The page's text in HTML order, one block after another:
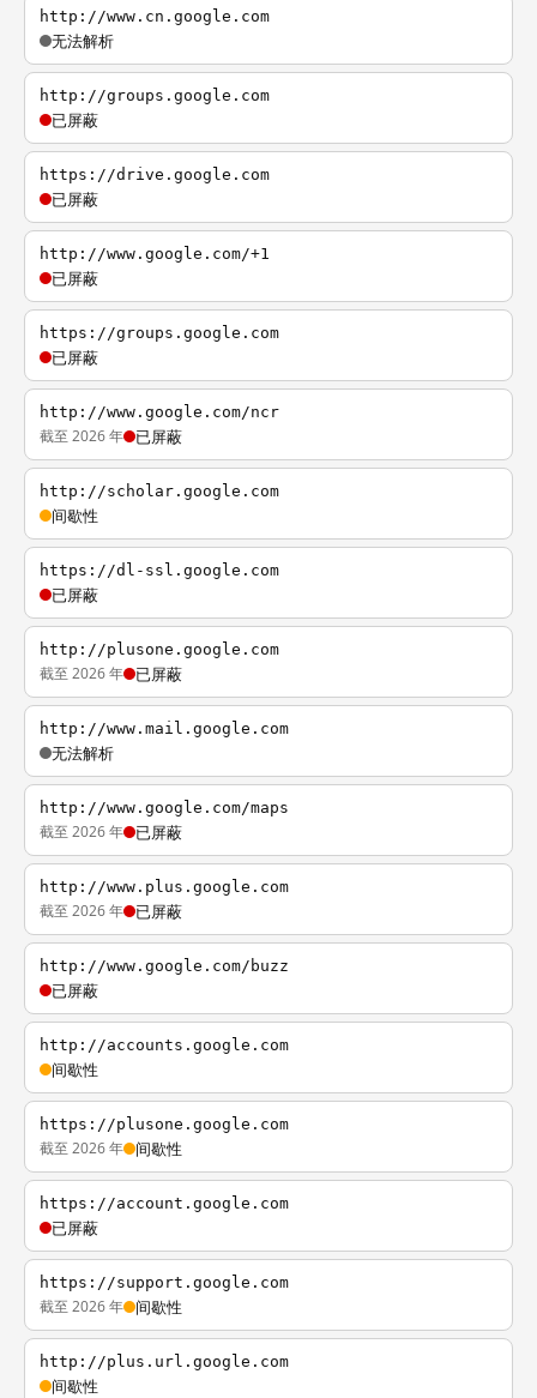
http://www.cn.google.com
无法解析
http://groups.google.com
已屏蔽
https://drive.google.com
已屏蔽
http://www.google.com/+1
已屏蔽
https://groups.google.com
已屏蔽
http://www.google.com/ncr
截至 2026 年 已屏蔽
http://scholar.google.com
间歇性
https://dl-ssl.google.com
已屏蔽
http://plusone.google.com
截至 2026 年 已屏蔽
http://www.mail.google.com
无法解析
http://www.google.com/maps
截至 2026 年 已屏蔽
http://www.plus.google.com
截至 2026 年 已屏蔽
http://www.google.com/buzz
已屏蔽
http://accounts.google.com
间歇性
https://plusone.google.com
截至 2026 年 间歇性
https://account.google.com
已屏蔽
https://support.google.com
截至 2026 年 间歇性
http://plus.url.google.com
间歇性